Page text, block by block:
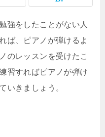
強をしたことがない人
ば、ピアノが弾けるよ
のレッスンを受けたこ
習すればピアノが弾け
いきましょう。